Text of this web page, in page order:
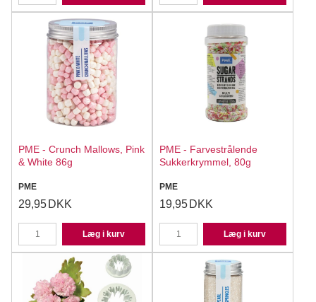
PME - Crunch Mallows, Pink
& White 86g
PME
29,95 DKK
Læg i kurv
PME - Farvestrålende
Sukkerkrymmel, 80g
PME
19,95 DKK
Læg i kurv